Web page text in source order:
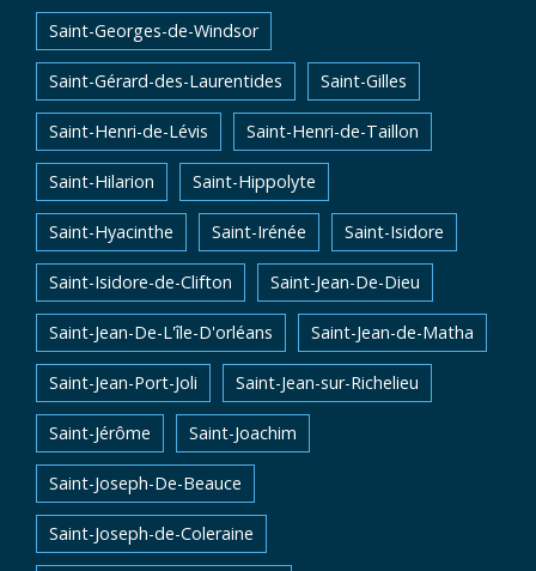
Saint-Georges-de-Windsor
Saint-Gérard-des-Laurentides Saint-Gilles
Saint-Henri-de-Lévis Saint-Henri-de-Taillon
Saint-Hilarion Saint-Hippolyte
Saint-Hyacinthe Saint-Irénée Saint-Isidore
Saint-Isidore-de-Clifton Saint-Jean-De-Dieu
Saint-Jean-De-L'île-D'orléans Saint-Jean-de-Matha
Saint-Jean-Port-Joli Saint-Jean-sur-Richelieu
Saint-Jérôme Saint-Joachim
Saint-Joseph-De-Beauce
Saint-Joseph-de-Coleraine